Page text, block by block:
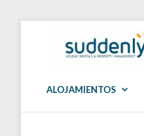
SUDDENLY
Holiday
Property
Management
ALOJAMIENTOS